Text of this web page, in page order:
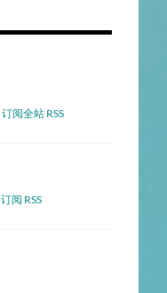
订阅全站 RSS
订阅 RSS